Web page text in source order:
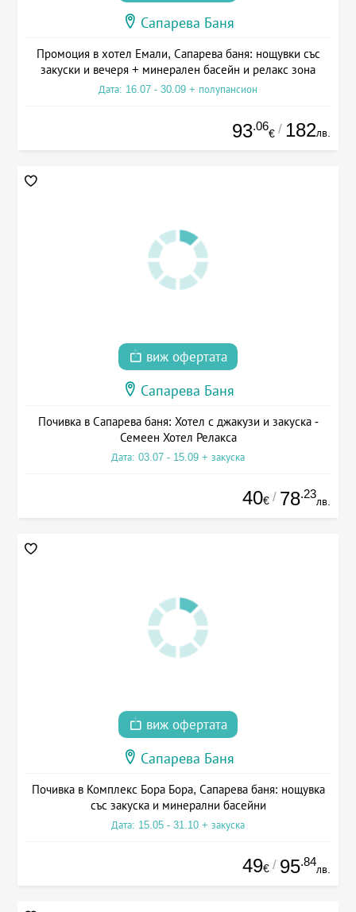
Сапарева Баня
Промоция в хотел Емали, Сапарева баня: нощувки със
закуски и вечеря + минерален басейн и релакс зона
Дата: 16.07 - 30.09 + полупансион
93.06
€ / 182лв.
виж офертата
Сапарева Баня
Почивка в Сапарева баня: Хотел с джакузи и закуска -
Семеен Хотел Релакса
Дата: 03.07 - 15.09 + закуска
40€ / 78.23
лв.
виж офертата
Сапарева Баня
Почивка в Комплекс Бора Бора, Сапарева баня: нощувка
със закуска и минерални басейни
Дата: 15.05 - 31.10 + закуска
49€ / 95.84
лв.